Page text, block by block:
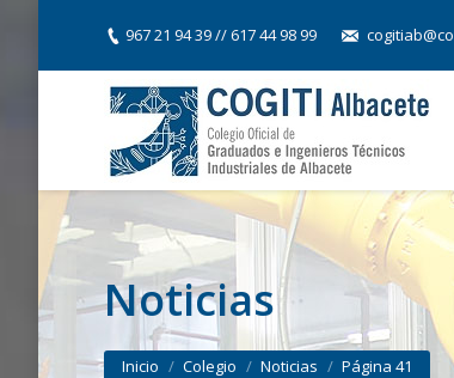
967 21 94 39 // 617 44 98 99
Noticias
You are here:
Inicio Colegio Noticias Página 41